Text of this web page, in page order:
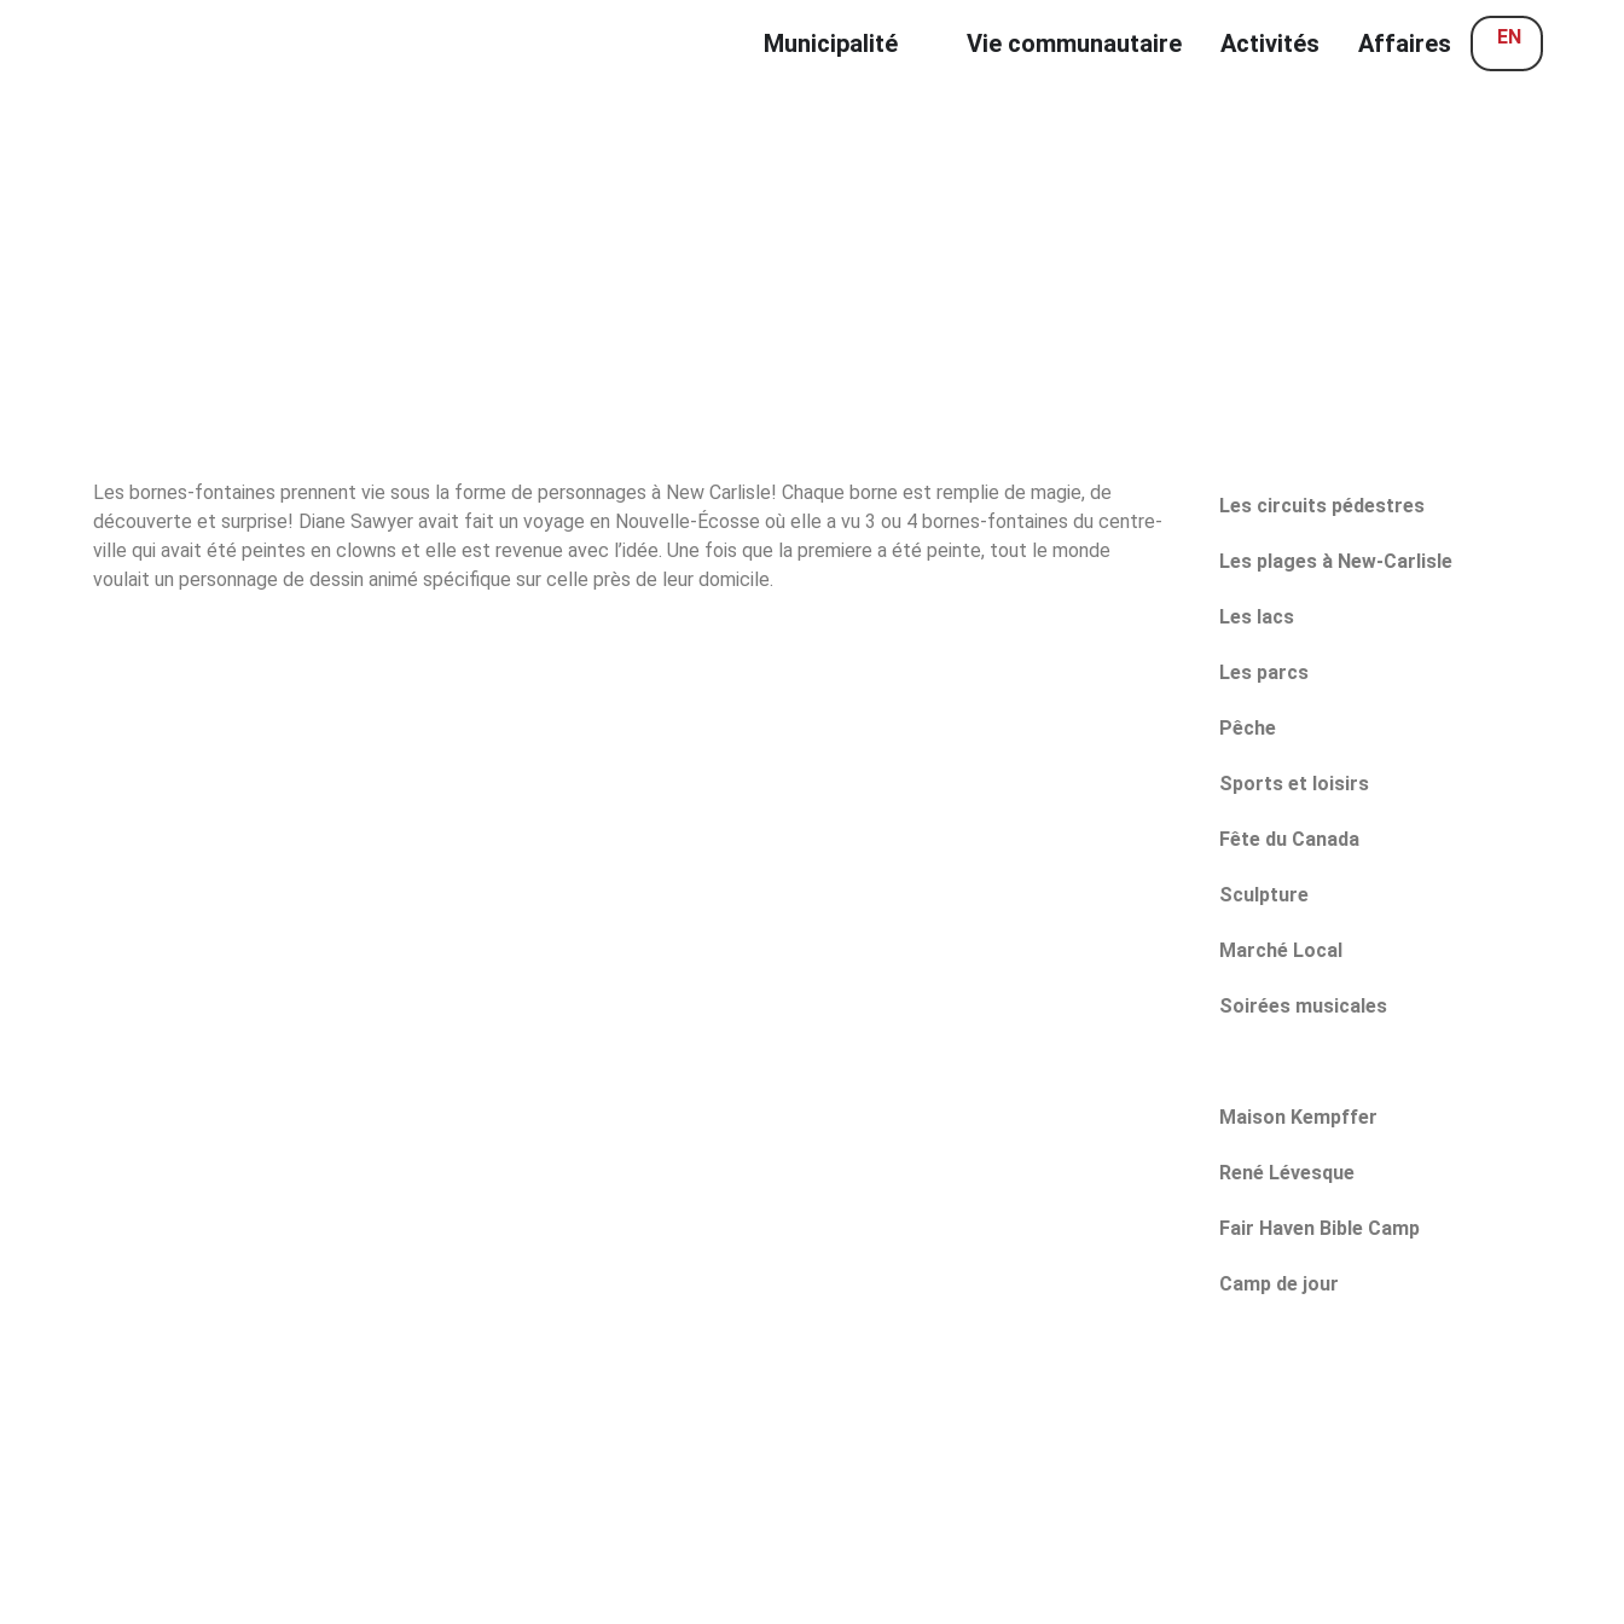
Municipalité Vie communautaire Activités Affaires EN
Les bornes-fontaines prennent vie sous la forme de personnages à New Carlisle! Chaque borne est remplie de magie, de
découverte et surprise! Diane Sawyer avait fait un voyage en Nouvelle-Écosse où elle a vu 3 ou 4 bornes-fontaines du centre-
ville qui avait été peintes en clowns et elle est revenue avec l’idée. Une fois que la premiere a été peinte, tout le monde
voulait un personnage de dessin animé spécifique sur celle près de leur domicile.
Les circuits pédestres
Les plages à New-Carlisle
Les lacs
Les parcs
Pêche
Sports et loisirs
Fête du Canada
Sculpture
Marché Local
Soirées musicales
Maison Kempffer
René Lévesque
Fair Haven Bible Camp
Camp de jour